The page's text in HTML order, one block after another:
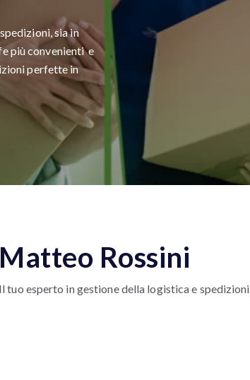
sia in
più convenienti e
perfette in
Matteo Rossini
Il tuo esperto in gestione della logistica e spedizioni